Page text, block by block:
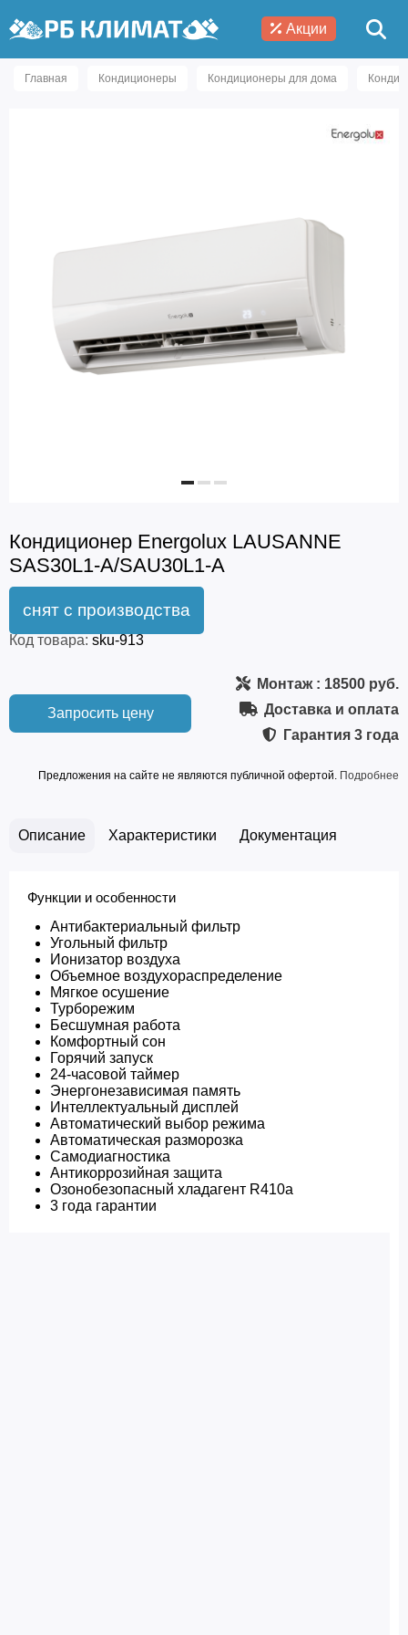
Акции
Главная Кондиционеры Кондиционеры для дома
Кондиционер Energolux LAUSANNE
SAS30L1-A/SAU30L1-A
Код товара: sku-913
Запросить цену
Монтаж: 18500 руб.
Доставка и оплата
Гарантия 3 года
Предложения на сайте не являются публичной офертой. Подробнее
Описание Характеристики Документация
Функции и особенности
Антибактериальный фильтр
Угольный фильтр
Ионизатор воздуха
Объемное воздухораспределение
Мягкое осушение
Турборежим
Бесшумная работа
Комфортный сон
Горячий запуск
24-часовой таймер
Энергонезависимая память
Интеллектуальный дисплей
Автоматический выбор режима
Автоматическая разморозка
Самодиагностика
Антикоррозийная защита
Озонобезопасный хладагент R410a
3 года гарантии